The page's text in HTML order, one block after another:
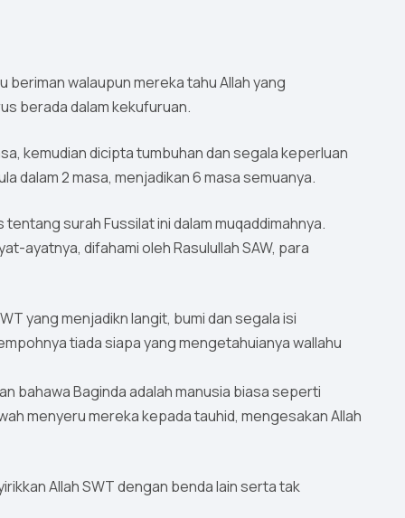
beriman walaupun mereka tahu Allah yang
berada dalam kekufuruan.
kemudian dicipta tumbuhan dan segala keperluan
dalam 2 masa, menjadikan 6 masa semuanya.
surah Fussilat ini dalam muqaddimahnya.
yang menjadikn langit, bumi dan segala isi
tiada siapa yang mengetahuianya wallahu
bahawa Baginda adalah manusia biasa seperti
menyeru mereka kepada tauhid, mengesakan Allah
Allah SWT dengan benda lain serta tak